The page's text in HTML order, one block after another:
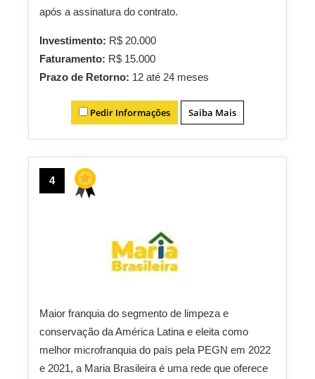
após a assinatura do contrato.
Investimento: R$ 20.000
Faturamento: R$ 15.000
Prazo de Retorno: 12 até 24 meses
Pedir Informações Saiba Mais
4
Maior franquia do segmento de limpeza e
conservação da América Latina e eleita como
melhor microfranquia do país pela PEGN em 2022
e 2021, a Maria Brasileira é uma rede que oferece